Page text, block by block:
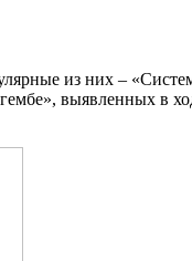
из них –
выявленных в